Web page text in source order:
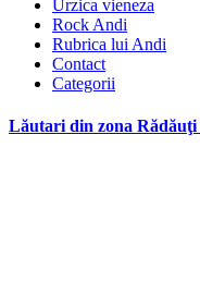
Urzica vieneza
Rock Andi
Rubrica lui Andi
Contact
Categorii
Lăutari din zona Rădăuţi